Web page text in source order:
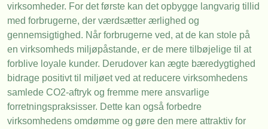
virksomheder. For det første kan det opbygge langvarig tillid
med forbrugerne, der værdsætter ærlighed og
gennemsigtighed. Når forbrugerne ved, at de kan stole på
en virksomheds miljøpåstande, er de mere tilbøjelige til at
forblive loyale kunder. Derudover kan ægte bæredygtighed
bidrage positivt til miljøet ved at reducere virksomhedens
samlede CO2-aftryk og fremme mere ansvarlige
forretningspraksisser. Dette kan også forbedre
virksomhedens omdømme og gøre den mere attraktiv for